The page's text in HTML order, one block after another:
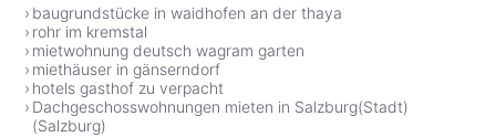
baugrundstücke in waidhofen an der thaya
rohr im kremstal
mietwohnung deutsch wagram garten
miethäuser in gänserndorf
hotels gasthof zu verpacht
Dachgeschosswohnungen mieten in Salzburg(Stadt)
(Salzburg)